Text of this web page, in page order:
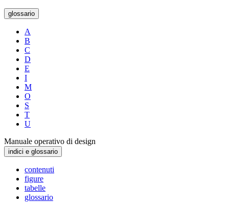
glossario
A
B
C
D
E
I
M
O
S
T
U
Manuale operativo di design
indici e glossario
contenuti
figure
tabelle
glossario